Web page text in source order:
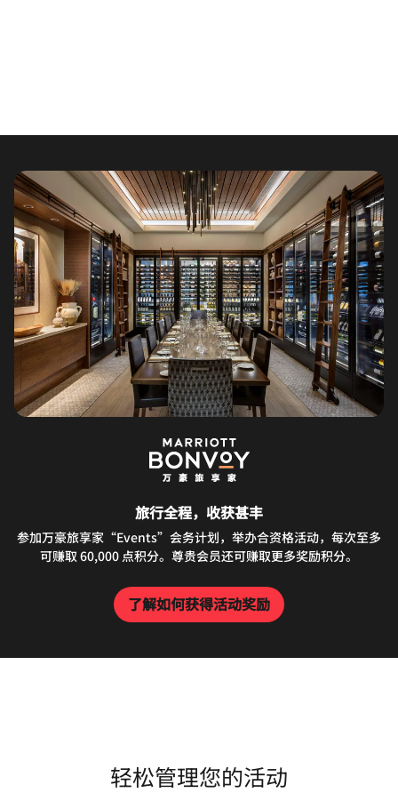
旅行全程，收获甚丰
参加万豪旅享家“Events”会务计划，举办合资格活动，每次至多
可赚取 60,000 点积分。尊贵会员还可赚取更多奖励积分。
了解如何获得活动奖励
轻松管理您的活动